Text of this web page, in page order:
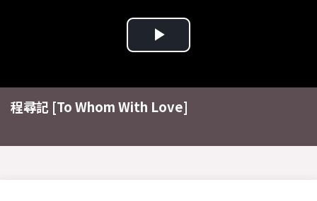
Play
Video
程尋記 [To Whom With Love]